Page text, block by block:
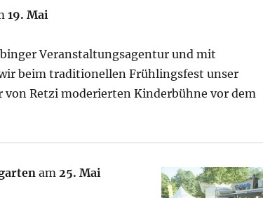
19. Mai
Veranstaltungsagentur und mit
beim traditionellen Frühlingsfest unser
von Retzi moderierten Kinderbühne vor dem
am25. Mai